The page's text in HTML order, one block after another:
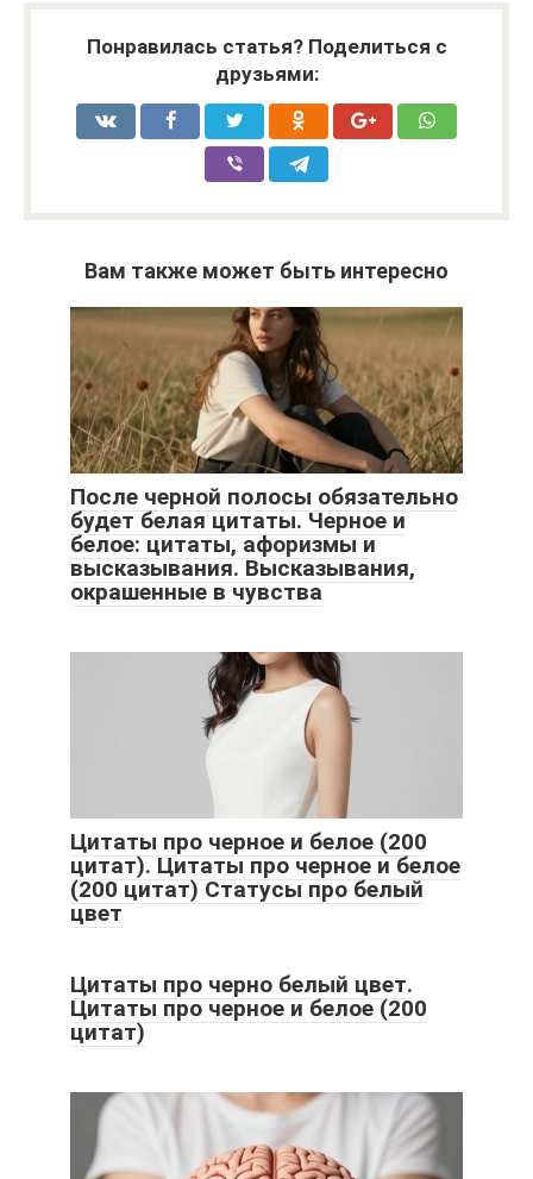
Понравилась статья? Поделиться с
друзьями:
Вам также может быть интересно
После черной полосы обязательно
будет белая цитаты. Черное и
белое: цитаты, афоризмы и
высказывания. Высказывания,
окрашенные в чувства
Цитаты про черное и белое (200
цитат). Цитаты про черное и белое
(200 цитат) Статусы про белый
цвет
Цитаты про черно белый цвет.
Цитаты про черное и белое (200
цитат)